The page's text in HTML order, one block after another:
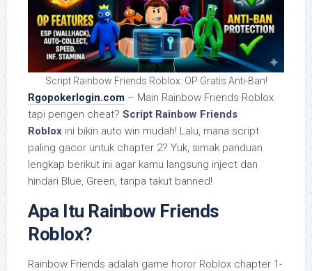
Script Rainbow Friends Roblox: OP Gratis Anti-Ban!
Rgopokerlogin.com – Main Rainbow Friends Roblox
tapi pengen cheat? Script Rainbow Friends
Roblox ini bikin auto win mudah! Lalu, mana script
paling gacor untuk chapter 2? Yuk, simak panduan
lengkap berikut ini agar kamu langsung inject dan
hindari Blue, Green, tanpa takut banned!
Apa Itu Rainbow Friends
Roblox?
Rainbow Friends adalah game horor Roblox chapter 1-